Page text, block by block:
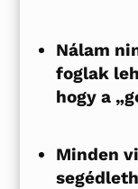
Nálam
foglak
hogy a
Minden